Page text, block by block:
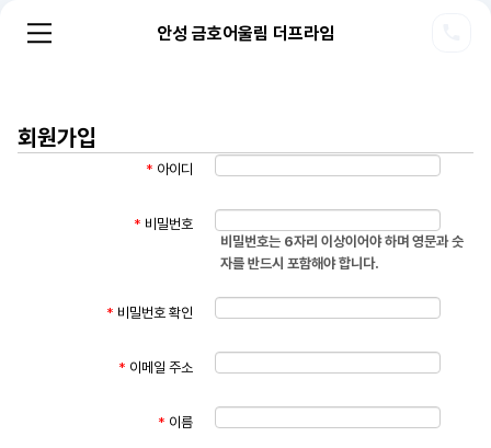
안성 금호어울림 더프라임
회원가입
* 아이디
* 비밀번호
비밀번호는 6자리 이상이어야 하며 영문과 숫
자를 반드시 포함해야 합니다.
* 비밀번호 확인
* 이메일 주소
* 이름